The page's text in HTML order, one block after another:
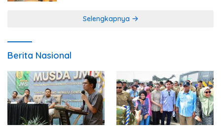
Selengkapnya
Berita Nasional